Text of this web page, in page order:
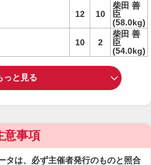
12 10
柴田 善
臣
(58.0kg)
10 2
柴田 善
臣
(54.0kg)
っと見る
意事項
タは、必ず主催者発行のものと照合